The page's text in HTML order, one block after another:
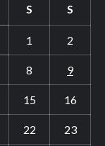
S S
1 2
8 9
15 16
22 23